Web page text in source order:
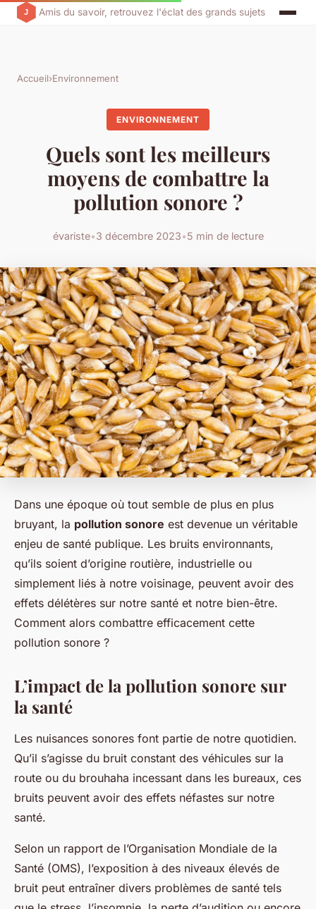
Amis du savoir, retrouvez l'éclat des grands sujets
Accueil›Environnement
ENVIRONNEMENT
Quels sont les meilleurs
moyens de combattre la
pollution sonore ?
évariste•3 décembre 2023•5 min de lecture
Dans une époque où tout semble de plus en plus
bruyant, la pollution sonore est devenue un véritable
enjeu de santé publique. Les bruits environnants,
qu’ils soient d’origine routière, industrielle ou
simplement liés à notre voisinage, peuvent avoir des
effets délétères sur notre santé et notre bien-être.
Comment alors combattre efficacement cette
pollution sonore ?
L’impact de la pollution sonore sur
la santé
Les nuisances sonores font partie de notre quotidien.
Qu’il s’agisse du bruit constant des véhicules sur la
route ou du brouhaha incessant dans les bureaux, ces
bruits peuvent avoir des effets néfastes sur notre
santé.
Selon un rapport de l’Organisation Mondiale de la
Santé (OMS), l’exposition à des niveaux élevés de
bruit peut entraîner divers problèmes de santé tels